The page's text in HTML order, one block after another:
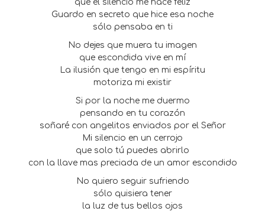
que el silencio me hace feliz
Guardo en secreto que hice esa noche
sólo pensaba en ti
No dejes que muera tu imagen
que escondida vive en mí
La ilusión que tengo en mi espíritu
motoriza mi existir
Si por la noche me duermo
pensando en tu corazón
soñaré con angelitos enviados por el Señor
Mi silencio en un cerrojo
que solo tú puedes abrirlo
con la llave mas preciada de un amor escondido
No quiero seguir sufriendo
sólo quisiera tener
la luz de tus bellos ojos